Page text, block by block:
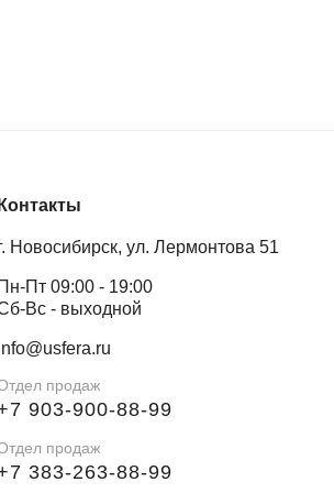
Контакты
Новосибирск, ул. Лермонтова 51
Пн-Пт 09:00 - 19:00
Вс - выходной
продаж
903-900-88-99
продаж
383-263-88-99